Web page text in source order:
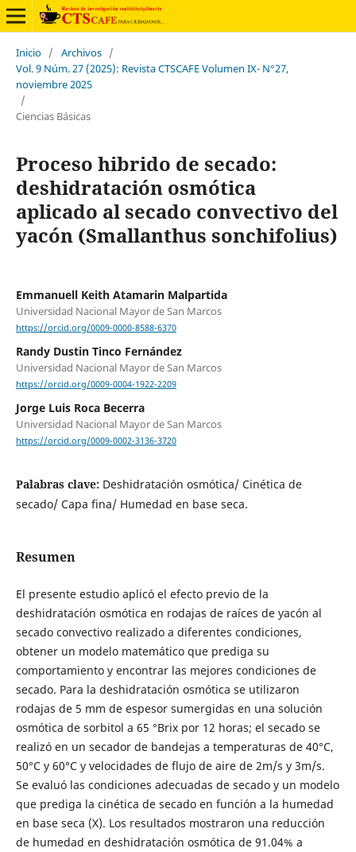
Inicio / Archivos /
Vol. 9 Núm. 27 (2025): Revista CTSCAFE Volumen IX- N°27,
noviembre 2025
/
Ciencias Básicas
Proceso hibrido de secado:
deshidratación osmótica
aplicado al secado convectivo del
yacón (Smallanthus sonchifolius)
Emmanuell Keith Atamarin Malpartida
Universidad Nacional Mayor de San Marcos
https://orcid.org/0009-0000-8588-6370
Randy Dustin Tinco Fernández
Universidad Nacional Mayor de San Marcos
https://orcid.org/0009-0004-1922-2209
Jorge Luis Roca Becerra
Universidad Nacional Mayor de San Marcos
https://orcid.org/0009-0002-3136-3720
Palabras clave: Deshidratación osmótica/ Cinética de
secado/ Capa fina/ Humedad en base seca.
Resumen
El presente estudio aplicó el efecto previo de la
deshidratación osmótica en rodajas de raíces de yacón al
secado convectivo realizado a diferentes condiciones,
obtener un modelo matemático que prediga su
comportamiento y encontrar las mejores condiciones de
secado. Para la deshidratación osmótica se utilizaron
rodajas de 5 mm de espesor sumergidas en una solución
osmótica de sorbitol a 65 °Brix por 12 horas; el secado se
realizó en un secador de bandejas a temperaturas de 40°C,
50°C y 60°C y velocidades de flujo de aire de 2m/s y 3m/s.
Se evaluó las condiciones adecuadas de secado y un modelo
que prediga la cinética de secado en función a la humedad
en base seca (X). Los resultados mostraron una reducción
de humedad en deshidratación osmótica de 91.04% a